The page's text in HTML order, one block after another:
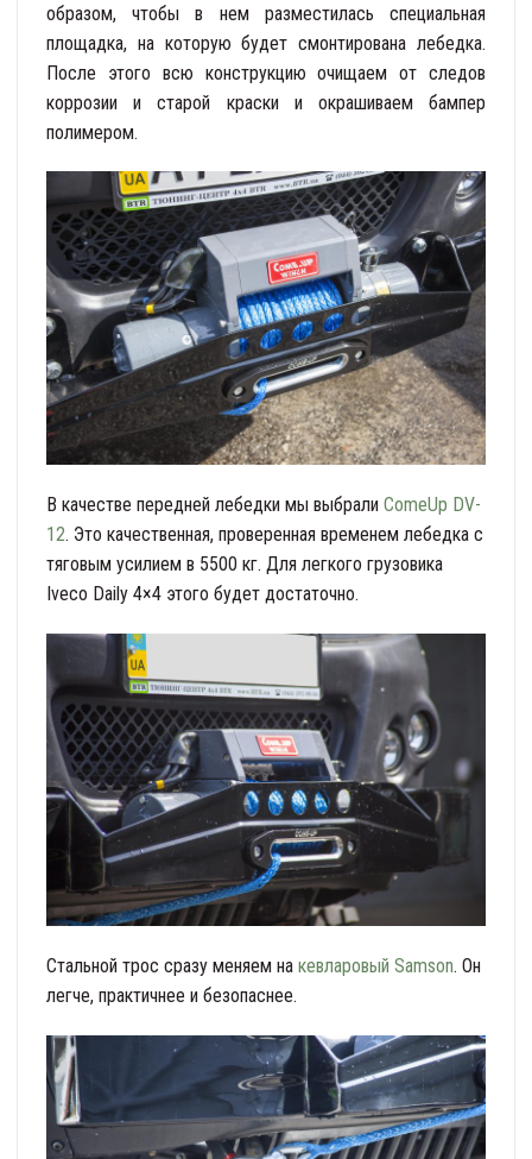
образом, чтобы в нем разместилась специальная
площадка, на которую будет смонтирована лебедка.
После этого всю конструкцию очищаем от следов
коррозии и старой краски и окрашиваем бампер
полимером.
В качестве передней лебедки мы выбрали ComeUp DV-
12. Это качественная, проверенная временем лебедка с
тяговым усилием в 5500 кг. Для легкого грузовика
Iveco Daily 4×4 этого будет достаточно.
Стальной трос сразу меняем на кевларовый Samson. Он
легче, практичнее и безопаснее.